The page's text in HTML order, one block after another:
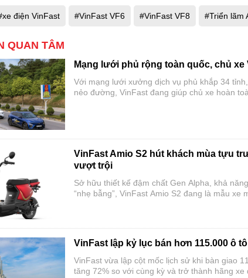
điện VinFast #VinFast VF6 #VinFast VF8 #Triển lãm
QUAN TÂM
Mạng lưới phủ rộng toàn quốc, chủ
Với mạng lưới xưởng dịch vụ phủ khắp 34
nẻo đường, VinFast đang giúp chủ xe hoàn
VinFast Amio S2 hút khách mùa tựu
vượt trội
Sở hữu thiết kế đậm chất Gen Alpha, khả
“nhẹ bẫng”, VinFast Amio S2 đang là mẫu xe
VinFast lập kỷ lục bán hơn 115.000 ô
VinFast vừa lập cột mốc lịch sử khi bàn giao
tăng 72% so với cùng kỳ và trở thành hãng